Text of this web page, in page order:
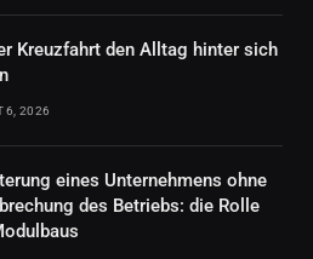
Kreuzfahrt den Alltag hinter sich
6, 2026
eines Unternehmens ohne
des Betriebs: die Rolle